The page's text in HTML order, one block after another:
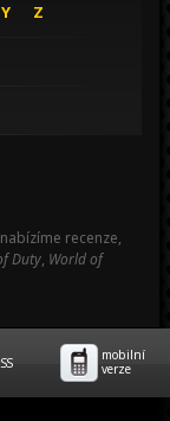
Y Z
recenze,
Duty, World of
mobilní
verze